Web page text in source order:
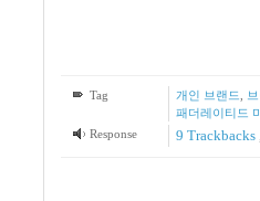
Tag 개인 브랜드
패더레이티드
Response
9 Trackbacks